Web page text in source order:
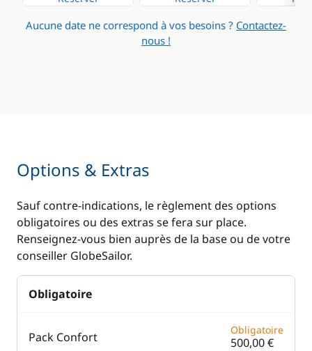
WC électrique
Aucune date ne correspond à vos besoins ? Contactez-
nous !
Options & Extras
Sauf contre-indications, le règlement des options
obligatoires ou des extras se fera sur place.
Renseignez-vous bien auprès de la base ou de votre
conseiller GlobeSailor.
Obligatoire
Pack Confort Obligatoire
500,00 €